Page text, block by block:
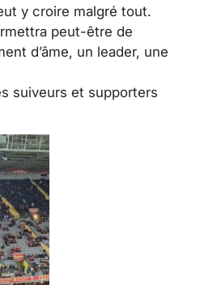
y croire malgré tout.
peut-être de
d’âme, un leader, une
suiveurs et supporters